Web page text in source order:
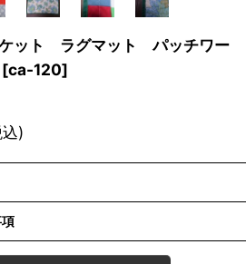
ット ラグマット パッチワー
[ca-120]
)